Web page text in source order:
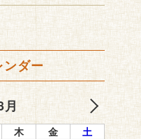
ンダー
月
木 金 土